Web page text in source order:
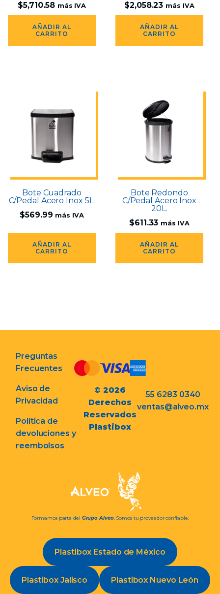
$5,710.58 más IVA
AÑADIR AL
CARRITO
$2,058.23 más IVA
AÑADIR AL
CARRITO
Bote Cuadrado
C/Pedal Acero Inox 5L.
$569.99 más IVA
AÑADIR AL
CARRITO
Bote Redondo
C/Pedal Acero Inox
20L.
$611.33 más IVA
AÑADIR AL
CARRITO
Preguntas
Frecuentes
Aviso de
Privacidad
Política de
devoluciones y
reembolsos
© 2026
Derechos
Reservados
Plastibox
55 6283 0340
ventas@alveo.mx
Formamos parte del Grupo Alveo. Somos tu proveedor confiable.
Plastibox Estado de México
Plastibox Jalisco Plastibox Nuevo León